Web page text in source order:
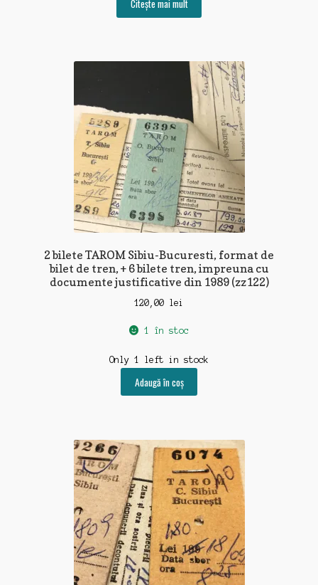
Citește mai mult
2 bilete TAROM Sibiu-Bucuresti, format de
bilet de tren, + 6 bilete tren, impreuna cu
documente justificative din 1989 (zz122)
120,00 lei
1 în stoc
Only 1 left in stock
Adaugă în coș